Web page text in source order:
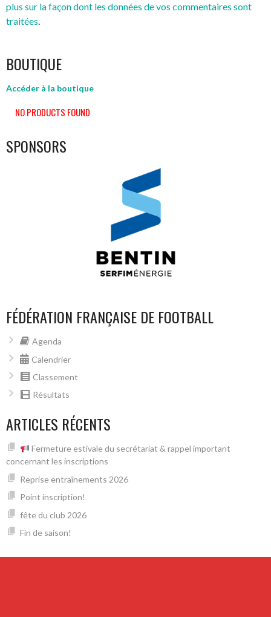
plus sur la façon dont les données de vos commentaires sont
traitées.
BOUTIQUE
Accéder à la boutique
NO PRODUCTS FOUND
SPONSORS
FÉDÉRATION FRANÇAISE DE FOOTBALL
Agenda
Calendrier
Classement
Résultats
ARTICLES RÉCENTS
Fermeture estivale du secrétariat & rappel important
concernant les inscriptions
Reprise entraînements 2026
Point inscription!
fête du club 2026
Fin de saison!